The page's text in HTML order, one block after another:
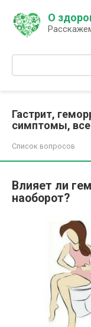
контенту
О
Поиск:
Гастрит,
симптомы,
Список вопросов
Влияет ли
наоборот?